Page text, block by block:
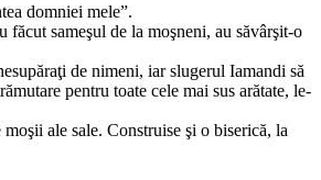
domniei mele”.
sameşul de la moşneni, au săvârşit-o
de nimeni, iar slugerul Iamandi să
pentru toate cele mai sus arătate, le-
ale sale. Construise şi o biserică, la